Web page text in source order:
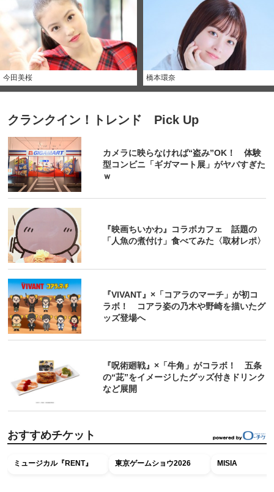
今田美桜 橋本環奈
クランクイン！トレンド Pick Up
カメラに映らなければ“盗み”OK！ 体験
型コンビニ「ギガマート展」がヤバすぎた
ｗ
『映画ちいかわ』コラボカフェ 話題の
「人魚の煮付け」食べてみた〈取材レポ〉
『VIVANT』×「コアラのマーチ」が初コ
ラボ！ コアラ姿の乃木や野崎を描いたグ
ッズ登場へ
『呪術廻戦』×「牛角」がコラボ！ 五条
の“茈”をイメージしたグッズ付きドリンク
など展開
おすすめチケット
ミュージカル『RENT』 東京ゲームショウ2026 MISIA